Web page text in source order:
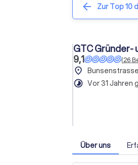
arrow_back Zur Top 10
GTC Gründer-
9,1
(26
place
timelapse Vor 31 Jahren
Über uns